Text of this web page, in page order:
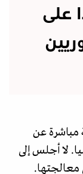
على
مباشرة عن
لا أجلس إلى
معالجتها.